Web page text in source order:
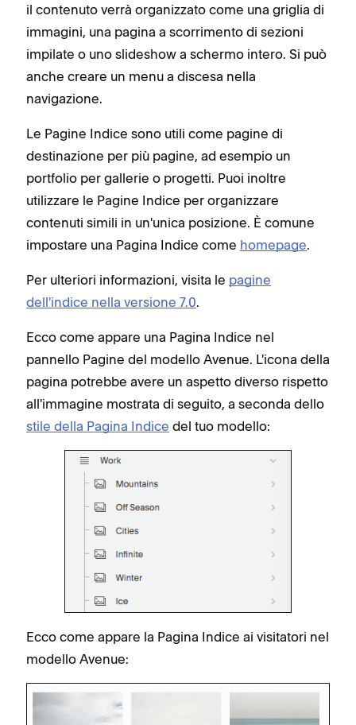
il contenuto verrà organizzato come una griglia di
immagini, una pagina a scorrimento di sezioni
impilate o uno slideshow a schermo intero. Si può
anche creare un menu a discesa nella
navigazione.
Le Pagine Indice sono utili come pagine di
destinazione per più pagine, ad esempio un
portfolio per gallerie o progetti. Puoi inoltre
utilizzare le Pagine Indice per organizzare
contenuti simili in un'unica posizione. È comune
impostare una Pagina Indice come homepage.
Per ulteriori informazioni, visita le pagine
dell'indice nella versione 7.0.
Ecco come appare una Pagina Indice nel
pannello Pagine del modello Avenue. L'icona della
pagina potrebbe avere un aspetto diverso rispetto
all'immagine mostrata di seguito, a seconda dello
stile della Pagina Indice del tuo modello:
Ecco come appare la Pagina Indice ai visitatori nel
modello Avenue: